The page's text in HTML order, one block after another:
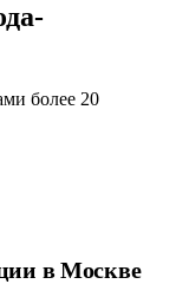
более 20
в Москве